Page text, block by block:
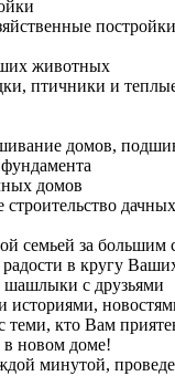
животных
птичники и
домов,
домов
семьей за большим
в кругу
шашлыки с друзьями
историями,
теми, кто Вам
в новом доме!
минутой,